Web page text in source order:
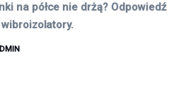
na półce nie drżą? Odpowiedź